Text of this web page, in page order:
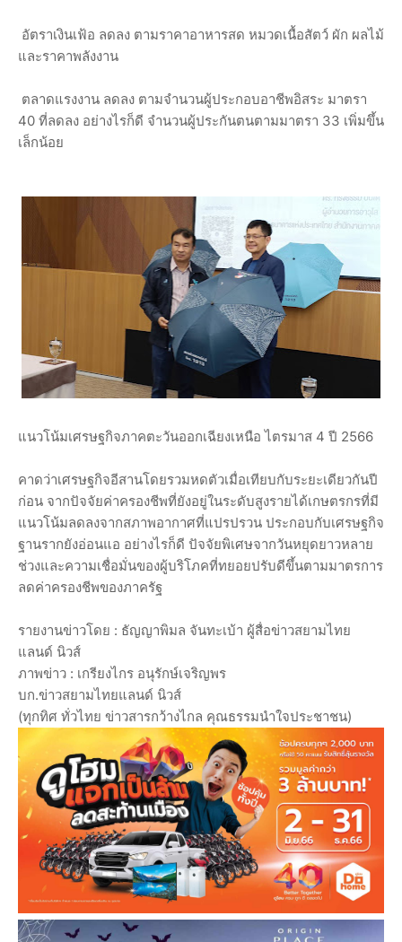
อัตราเงินเฟ้อ ลดลง ตามราคาอาหารสด หมวดเนื้อสัตว์ ผัก ผลไม้
และราคาพลังงาน
ตลาดแรงงาน ลดลง ตามจำนวนผู้ประกอบอาชีพอิสระ มาตรา
40 ที่ลดลง อย่างไรก็ดี จำนวนผู้ประกันตนตามมาตรา 33 เพิ่มขึ้น
เล็กน้อย
แนวโน้มเศรษฐกิจภาคตะวันออกเฉียงเหนือ ไตรมาส 4 ปี 2566
คาดว่าเศรษฐกิจอีสานโดยรวมหดตัวเมื่อเทียบกับระยะเดียวกันปี
ก่อน จากปัจจัยค่าครองชีพที่ยังอยู่ในระดับสูงรายได้เกษตรกรที่มี
แนวโน้มลดลงจากสภาพอากาศที่แปรปรวน ประกอบกับเศรษฐกิจ
ฐานรากยังอ่อนแอ อย่างไรก็ดี ปัจจัยพิเศษจากวันหยุดยาวหลาย
ช่วงและความเชื่อมั่นของผู้บริโภคที่ทยอยปรับดีขึ้นตามมาตรการ
ลดค่าครองชีพของภาครัฐ
รายงานข่าวโดย : ธัญญาพิมล จันทะเบ้า ผู้สื่อข่าวสยามไทย
แลนด์ นิวส์
ภาพข่าว : เกรียงไกร อนุรักษ์เจริญพร
บก.ข่าวสยามไทยแลนด์ นิวส์
(ทุกทิศ ทั่วไทย ข่าวสารกว้างไกล คุณธรรมนำใจประชาชน)